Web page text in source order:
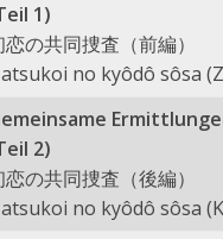
1)
恋の共同捜査（前編）
no kyôdô sôsa
2)
恋の共同捜査（後編）
no kyôdô sôsa